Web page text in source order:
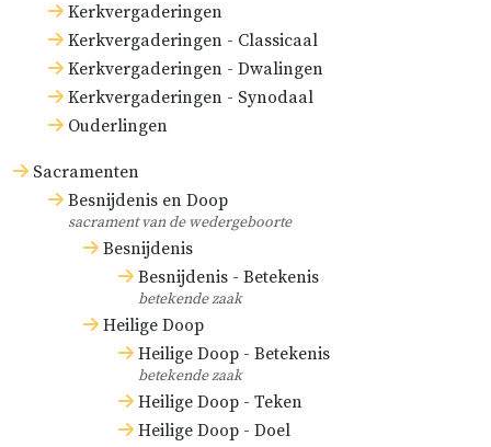
Kerkvergaderingen
Kerkvergaderingen - Classicaal
Kerkvergaderingen - Dwalingen
Kerkvergaderingen - Synodaal
Ouderlingen
Sacramenten
Besnijdenis en Doop
sacrament van de wedergeboorte
Besnijdenis
Besnijdenis - Betekenis
betekende zaak
Heilige Doop
Heilige Doop - Betekenis
betekende zaak
Heilige Doop - Teken
Heilige Doop - Doel